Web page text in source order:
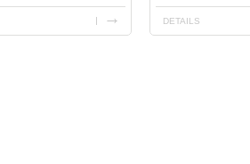
DETAILS